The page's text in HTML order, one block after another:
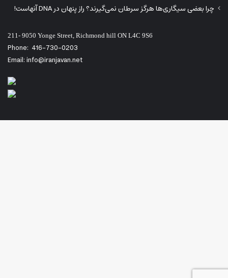
چرا بعضی سیگاری‌ها هرگز سرطان نمی‌گیرند؟ راز پنهان در DNA آنهاست!
211- 9050 Yonge Street, Richmond hill ON L4C 9S6
Phone: 416-730-0203
Email: info@iranjavan.net